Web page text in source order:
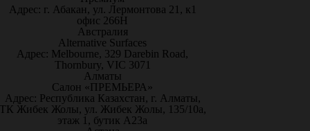
Адрес: г. Абакан, ул. Лермонтова 21, к1
офис 266Н
Австралия
Alternative Surfaces
Адрес: Melbourne, 329 Darebin Road,
Thornbury, VIC 3071
Алматы
Салон «ПРЕМЬЕРА»
Адрес: Республика Казахстан, г. Алматы,
Жибек Жолы, ул. Жибек Жолы, 135/10а,
этаж 1, бутик А23а